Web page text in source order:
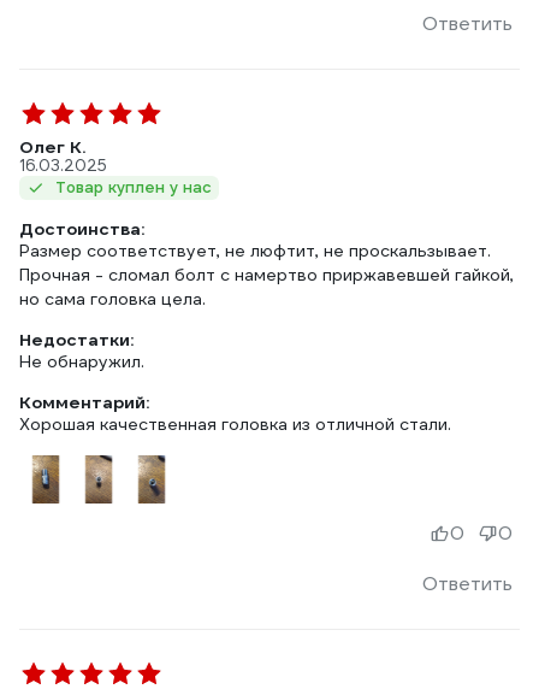
Ответить
Олег К.
16.03.2025
Товар куплен у нас
Достоинства:
Размер соответствует, не люфтит, не проскальзывает.
Прочная - сломал болт с намертво приржавевшей гайкой,
но сама головка цела.
Недостатки:
Не обнаружил.
Комментарий:
Хорошая качественная головка из отличной стали.
Ответить
0 0